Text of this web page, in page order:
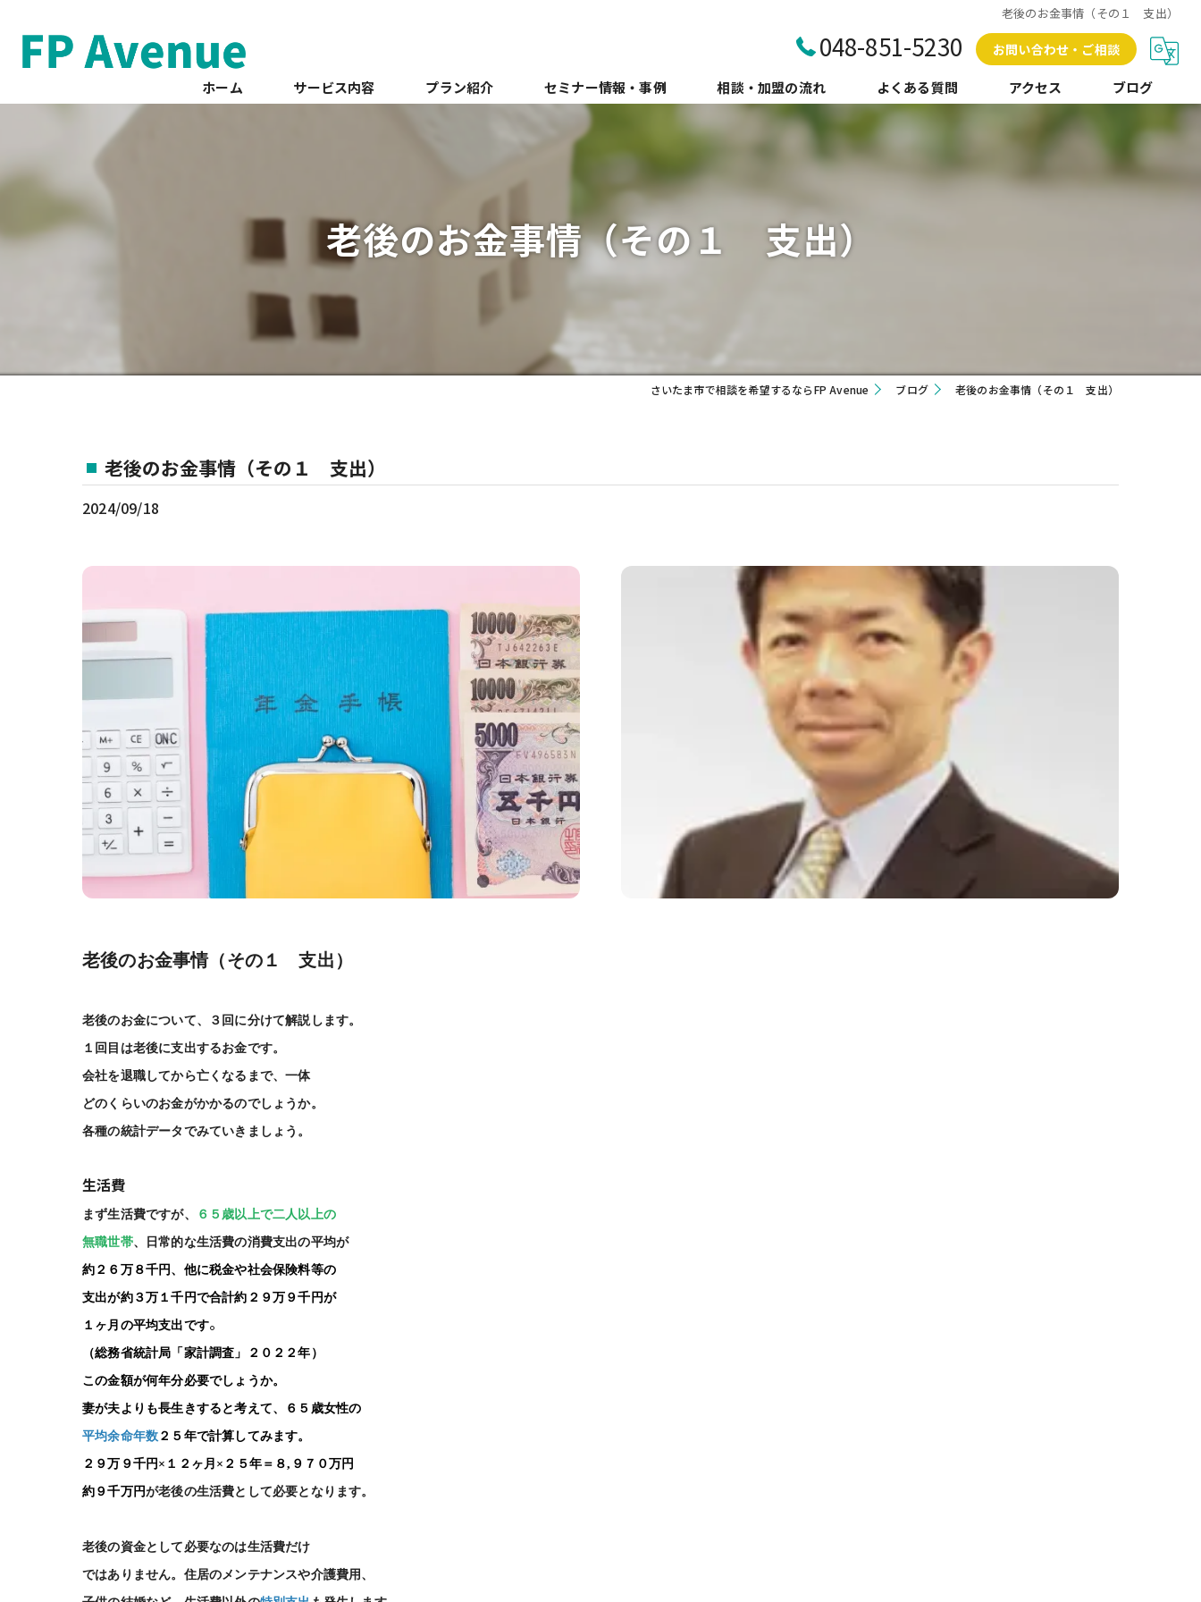
老後のお金事情（その１ 支出）
048-851-5230 お問い合わせ・ご相談
ホーム サービス内容 プラン紹介 セミナー情報・事例 相談・加盟の流れ よくある質問 アクセス ブログ
老後のお金事情（その１ 支出）
さいたま市で相談を希望するならFP Avenue ブログ 老後のお金事情（その１ 支出）
老後のお金事情（その１ 支出）
2024/09/18
老後のお金事情（その１ 支出）
老後のお金について、３回に分けて解説します。
１回目は老後に支出するお金です。
会社を退職してから亡くなるまで、一体
どのくらいのお金がかかるのでしょうか。
各種の統計データでみていきましょう。
生活費
まず生活費ですが、 ６５歳以上で二人以上の
無職世帯、日常的な生活費の消費支出の平均が
約２６万８千円、他に税金や社会保険料等の
支出が約３万１千円で合計約２９万９千円が
１ヶ月の平均支出です。
（総務省統計局「家計調査」２０２２年）
この金額が何年分必要でしょうか。
妻が夫よりも長生きすると考えて、６５歳女性の
平均余命年数 ２５年で計算してみます。
２９万９千円×１２ヶ月×２５年＝８, ９７０万円
約９千万円が老後の生活費として必要となります。
老後の資金として必要なのは生活費だけ
ではありません。住居のメンテナンスや介護費用、